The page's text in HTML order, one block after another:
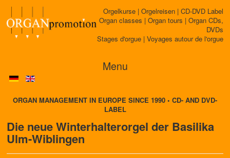
Orgelkurse | Orgelreisen | CD-DVD Label
Organ classes | Organ tours | Organ CDs,
DVDs
Stages d'orgue | Voyages autour de l'orgue
Menu
ORGAN MANAGEMENT IN EUROPE SINCE 1990 • CD- AND DVD-
LABEL
Die neue Winterhalterorgel der Basilika
Ulm-Wiblingen